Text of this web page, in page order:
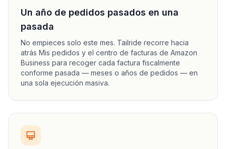
Un año de pedidos pasados en una
pasada
No empieces solo este mes. Tailride recorre hacia
atrás Mis pedidos y el centro de facturas de Amazon
Business para recoger cada factura fiscalmente
conforme pasada — meses o años de pedidos — en
una sola ejecución masiva.